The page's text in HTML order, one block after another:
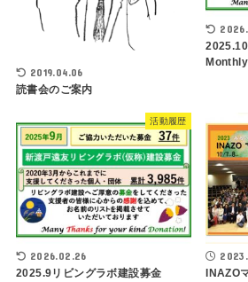
2019.04.06
読書会のご案内
活動履歴
2026.02.26
2025.9リビングラボ建設募金
INAZO